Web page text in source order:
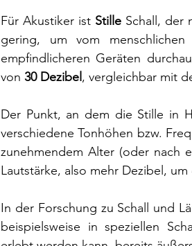
Für Akustiker ist Stille Schall, der
gering, um vom
empfindlicheren Geräten
von 30 Dezibel , vergleichbar mit
Der Punkt, an dem die Stille in
verschiedene Tonhöhen bzw.
zunehmendem Alter (oder nach
Lautstärke, also mehr Dezibel, um
In der Forschung zu Schall und
beispielsweise in speziellen